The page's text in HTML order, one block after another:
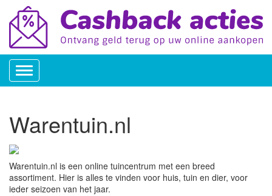
Toggle
navigation
Warentuin.nl
Warentuin.nl is een online tuincentrum met een breed
assortiment. Hier is alles te vinden voor huis, tuin en dier, voor
ieder seizoen van het jaar.